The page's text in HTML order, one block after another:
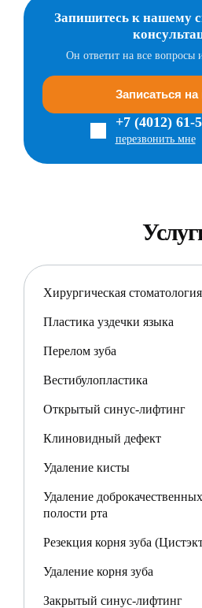
Запишитесь к нашему
Он ответит на все вопросы
Записаться
+7 (4012) 61-
перезвонить мне
Хирургическая стоматология
Пластика уздечки языка
Перелом зуба
Вестибулопластика
Открытый синус-лифтинг
Клиновидный дефект
Удаление кисты
Удаление
полости рта
Резекция корня зуба
Удаление корня зуба
Закрытый синус-лифтинг